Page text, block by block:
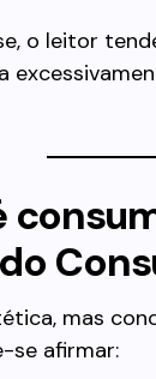
o leitor
mas
se afirmar: